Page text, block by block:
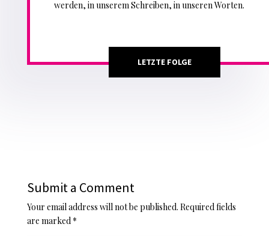
werden, in unserem Schreiben, in unseren Worten.
LETZTE FOLGE
Submit a Comment
Your email address will not be published. Required fields
are marked *